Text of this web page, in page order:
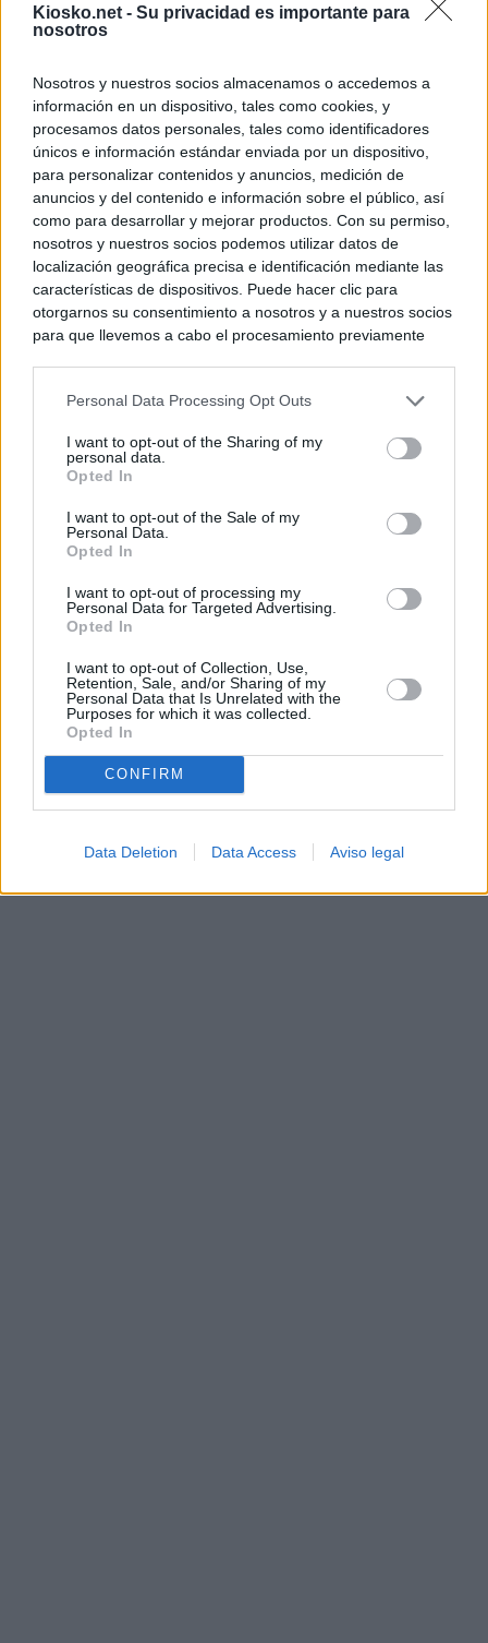
Kiosko.net - Su privacidad es importante para
nosotros
Nosotros y nuestros socios almacenamos o accedemos a
información en un dispositivo, tales como cookies, y
procesamos datos personales, tales como identificadores
únicos e información estándar enviada por un dispositivo,
para personalizar contenidos y anuncios, medición de
anuncios y del contenido e información sobre el público, así
como para desarrollar y mejorar productos. Con su permiso,
nosotros y nuestros socios podemos utilizar datos de
localización geográfica precisa e identificación mediante las
características de dispositivos. Puede hacer clic para
otorgarnos su consentimiento a nosotros y a nuestros socios
para que llevemos a cabo el procesamiento previamente
negar su consentimiento. Tenga en cuenta que algún
de su consentimiento, pero usted tiene el derecho de
rechazar tal procesamiento. Sus preferencias se aplicarán
cualquier momento entrando de nuevo en este sitio web o
visitando nuestra política de privacidad.
Personal Data Processing Opt Outs
I want to opt-out of the Sharing of my
personal data.
Opted In
I want to opt-out of the Sale of my
Personal Data.
Opted In
I want to opt-out of processing my
Personal Data for Targeted Advertising.
Opted In
I want to opt-out of Collection, Use,
Retention, Sale, and/or Sharing of my
Personal Data that Is Unrelated with the
Purposes for which it was collected.
Opted In
CONFIRM
Data Deletion Data Access Aviso legal